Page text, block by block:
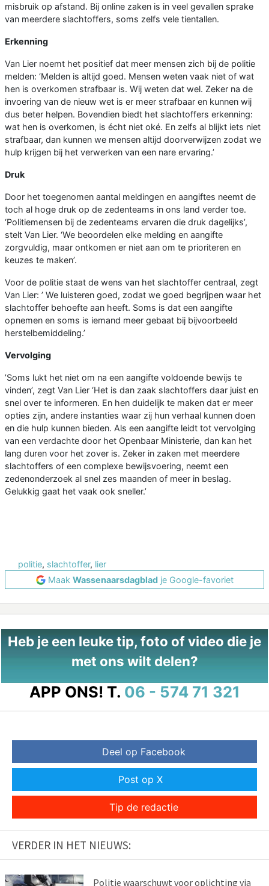
misbruik op afstand. Bij online zaken is in veel gevallen sprake
van meerdere slachtoffers, soms zelfs vele tientallen.
Erkenning
Van Lier noemt het positief dat meer mensen zich bij de politie
melden: ‘Melden is altijd goed. Mensen weten vaak niet of wat
hen is overkomen strafbaar is. Wij weten dat wel. Zeker na de
invoering van de nieuw wet is er meer strafbaar en kunnen wij
dus beter helpen. Bovendien biedt het slachtoffers erkenning:
wat hen is overkomen, is écht niet oké. En zelfs al blijkt iets niet
strafbaar, dan kunnen we mensen altijd doorverwijzen zodat we
hulp krijgen bij het verwerken van een nare ervaring.’
Druk
Door het toegenomen aantal meldingen en aangiftes neemt de
toch al hoge druk op de zedenteams in ons land verder toe.
‘Politiemensen bij de zedenteams ervaren die druk dagelijks’,
stelt Van Lier. ‘We beoordelen elke melding en aangifte
zorgvuldig, maar ontkomen er niet aan om te prioriteren en
keuzes te maken’.
Voor de politie staat de wens van het slachtoffer centraal, zegt
Van Lier: ’ We luisteren goed, zodat we goed begrijpen waar het
slachtoffer behoefte aan heeft. Soms is dat een aangifte
opnemen en soms is iemand meer gebaat bij bijvoorbeeld
herstelbemiddeling.’
Vervolging
’Soms lukt het niet om na een aangifte voldoende bewijs te
vinden’, zegt Van Lier ‘Het is dan zaak slachtoffers daar juist en
snel over te informeren. En hen duidelijk te maken dat er meer
opties zijn, andere instanties waar zij hun verhaal kunnen doen
en die hulp kunnen bieden. Als een aangifte leidt tot vervolging
van een verdachte door het Openbaar Ministerie, dan kan het
lang duren voor het zover is. Zeker in zaken met meerdere
slachtoffers of een complexe bewijsvoering, neemt een
zedenonderzoek al snel zes maanden of meer in beslag.
Gelukkig gaat het vaak ook sneller.’
politie, slachtoffer, lier
Maak Wassenaarsdagbladje Google-favoriet
Heb je een leuke tip, foto of video die je
met ons wilt delen?
APP ONS! T. 06 - 574 71 321
Deel op Facebook
Post op X
Tip de redactie
VERDER IN HET NIEUWS:
Politie waarschuwt voor oplichting via